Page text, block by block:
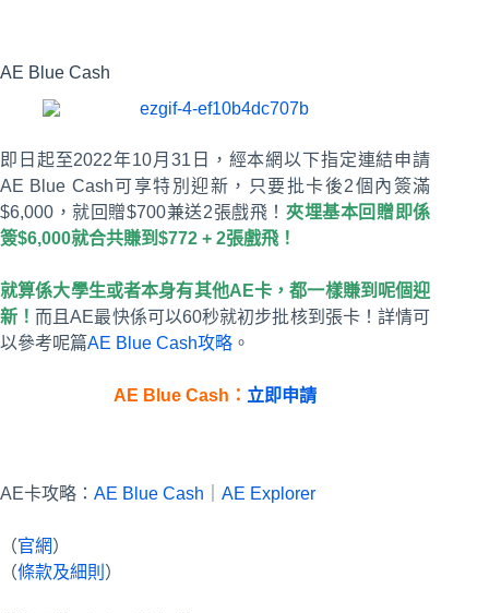
AE Blue Cash
即日起至2022年10月31日，經本網以下指定連結申請
AE Blue Cash可享特別迎新，只要批卡後2個內簽滿
$6,000，就回贈$700兼送2張戲飛！ 夾埋基本回贈即係
簽$6,000就合共賺到$772 + 2張戲飛！
就算係大學生或者本身有其他AE卡，都一樣賺到呢個迎
新！ 而且AE最快係可以60秒就初步批核到張卡！詳情可
以參考呢篇AE Blue Cash攻略 。
AE Blue Cash： 立即申請
AE卡攻略： AE Blue Cash AE Explorer
（官網）
（條款及細則 ）